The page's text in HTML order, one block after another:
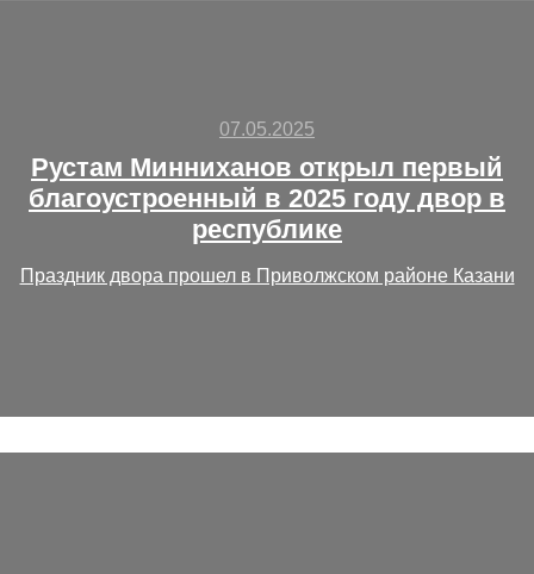
07.05.2025
Рустам Минниханов открыл первый
благоустроенный в 2025 году двор в
республике
Праздник двора прошел в Приволжском районе Казани